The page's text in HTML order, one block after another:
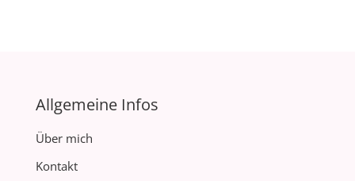
Allgemeine Infos
Über mich
Kontakt